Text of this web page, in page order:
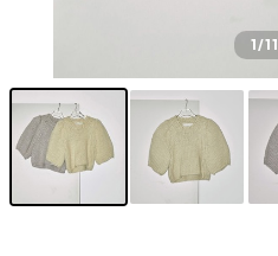
1/11